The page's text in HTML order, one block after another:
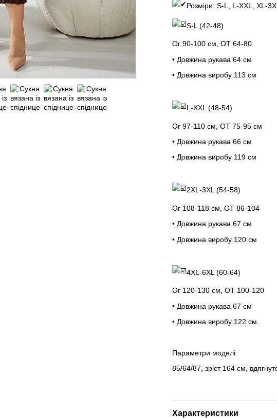
Розміри: S-L, L-XXL, XL-
S-L (42-48)
Ог 90-100 см, ОТ 64-80
• Довжина рукава 64 см
• Довжина виробу 113 см
L-XXL (48-54)
Ог 97-110 см, ОТ 75-95 см
• Довжина рукава 66 см
• Довжина виробу 119 см
2XL-3XL (54-58)
Ог 108-118 см, ОТ 86-104
• Довжина рукава 67 см
• Довжина виробу 120 см
4XL-6XL (60-64)
Ог 120-130 см, ОТ 100-120
• Довжина рукава 67 см
• Довжина виробу 122 см.
Параметри моделі:
85/64/87, зріст 164 см,
Характеристики